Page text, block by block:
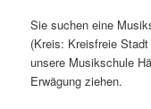
Sie suchen eine
(Kreis: Kreisfreie
unsere Musikschule
Erwägung ziehen.